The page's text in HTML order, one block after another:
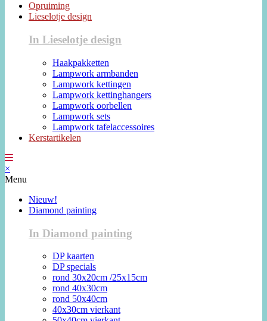
Opruiming
Lieselotje design
In Lieselotje design
Haakpakketten
Lampwork armbanden
Lampwork kettingen
Lampwork kettinghangers
Lampwork oorbellen
Lampwork sets
Lampwork tafelaccessoires
Kerstartikelen
×
Menu
Nieuw!
Diamond painting
In Diamond painting
DP kaarten
DP specials
rond 30x20cm /25x15cm
rond 40x30cm
rond 50x40cm
40x30cm vierkant